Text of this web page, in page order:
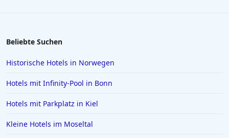
Hotels auf Korfu
Hotels in Malcesine
Hotels in Antalya
Hotels in Neumünster
Beliebte Suchen
Historische Hotels in Norwegen
Hotels mit Infinity-Pool in Bonn
Hotels mit Parkplatz in Kiel
Kleine Hotels im Moseltal